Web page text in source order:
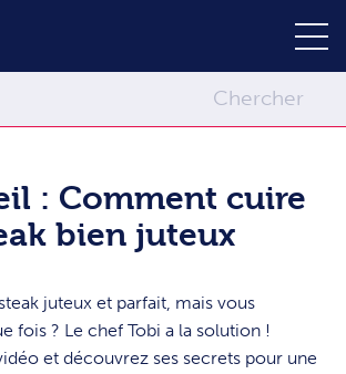
: Comment cuire
bien juteux
juteux et parfait, mais vous
fois ? Le chef Tobi a la solution !
et découvrez ses secrets pour une